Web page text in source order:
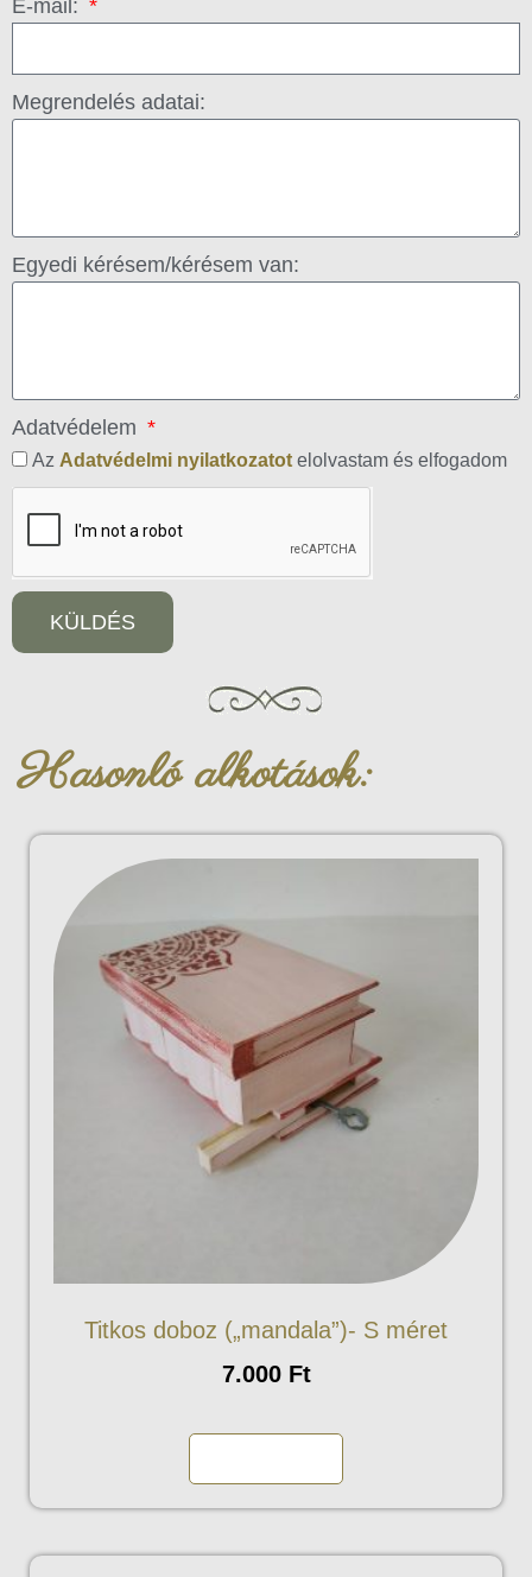
E-mail:
Megrendelés adatai:
Egyedi kérésem/kérésem van:
Adatvédelem
Az Adatvédelmi nyilatkozatot elolvastam és elfogadom
KÜLDÉS
Hasonló alkotások:
Titkos doboz („mandala”)- S méret
7.000 Ft